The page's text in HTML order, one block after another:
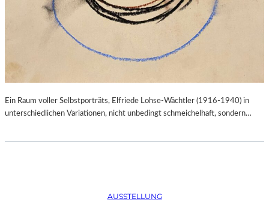
Ein Raum voller Selbstporträts, Elfriede Lohse-Wächtler (1916-1940) in
unterschiedlichen Variationen, nicht unbedingt schmeichelhaft, sondern…
AUSSTELLUNG